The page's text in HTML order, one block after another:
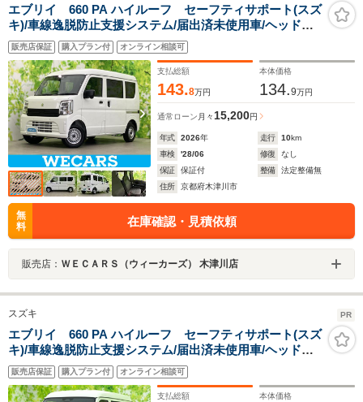
エブリイ 660 PA ハイルーフ セーフティサポート(スズ
キ)/車線逸脱防止支援システム/届出済未使用車/ヘッドラ
ンプ LED/EBD付ABS/横滑り防止装置/アイドリングスト
ップ/パワーウインドウ/キーレス
販売店保証 購入プラン付 オンライン相談可
支払総額
143.8万円
本体価格
134.9万円
通常ローン 月々15,200円
年式 2026年 走行 10km
車検
'28/06 修復
なし
保証
保証付 整備
法定整備無
住所
京都府木津川市
無
料
在庫確認・見積依頼
販売店： ＷＥＣＡＲＳ（ウィーカーズ） 木津川店
スズキ PR
エブリイ 660 PA ハイルーフ セーフティサポート(スズ
キ)/車線逸脱防止支援システム/届出済未使用車/ヘッドラ
ンプ LED/EBD付ABS/横滑り防止装置/アイドリングスト
ップ/パワーウインドウ/キーレス
販売店保証 購入プラン付 オンライン相談可
支払総額 本体価格